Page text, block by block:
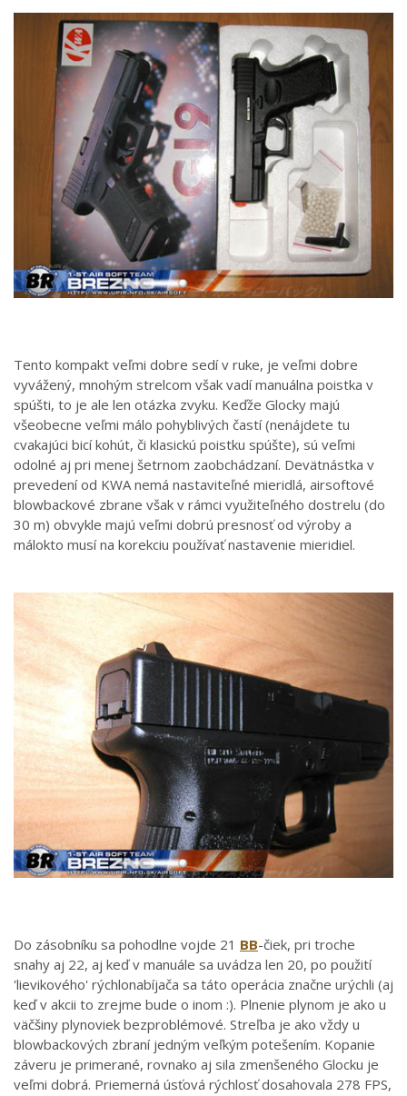
Tento kompakt veľmi dobre sedí v ruke, je veľmi dobre
vyvážený, mnohým strelcom však vadí manuálna poistka v
spúšti, to je ale len otázka zvyku. Keďže Glocky majú
všeobecne veľmi málo pohyblivých častí (nenájdete tu
cvakajúci bicí kohút, či klasickú poistku spúšte), sú veľmi
odolné aj pri menej šetrnom zaobchádzaní. Devätnástka v
prevedení od KWA nemá nastaviteľné mieridlá, airsoftové
blowbackové zbrane však v rámci využiteľného dostrelu (do
30 m) obvykle majú veľmi dobrú presnosť od výroby a
málokto musí na korekciu používať nastavenie mieridiel.
Do zásobníku sa pohodlne vojde 21 BB-čiek, pri troche
snahy aj 22, aj keď v manuále sa uvádza len 20, po použití
'lievikového' rýchlonabíjača sa táto operácia značne urýchli (aj
keď v akcii to zrejme bude o inom :). Plnenie plynom je ako u
väčšiny plynoviek bezproblémové. Streľba je ako vždy u
blowbackových zbraní jedným veľkým potešením. Kopanie
záveru je primerané, rovnako aj sila zmenšeného Glocku je
veľmi dobrá. Priemerná úsťová rýchlosť dosahovala 278 FPS,